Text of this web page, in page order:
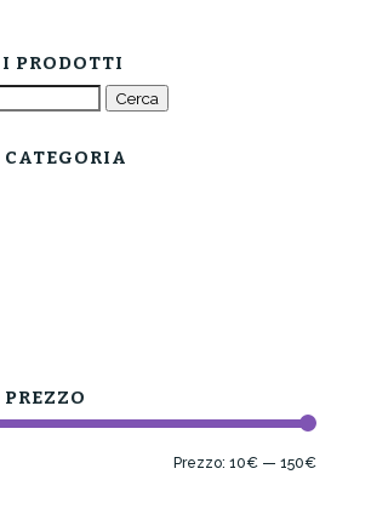
è:
146,00€.
PRODOTTI
Cerca
Prezzo:10€ —150€